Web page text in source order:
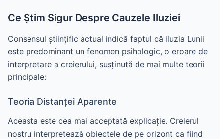
Ce Știm Sigur Despre Cauzele Iluziei
Consensul științific actual indică faptul că iluzia Lunii
este predominant un fenomen psihologic, o eroare de
interpretare a creierului, susținută de mai multe teorii
principale:
Teoria Distanței Aparente
Aceasta este cea mai acceptată explicație. Creierul
nostru interpretează obiectele de pe orizont ca fiind